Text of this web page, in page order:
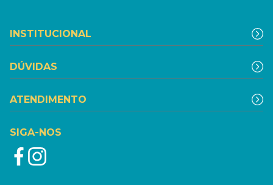
INSTITUCIONAL
DÚVIDAS
ATENDIMENTO
SIGA-NOS